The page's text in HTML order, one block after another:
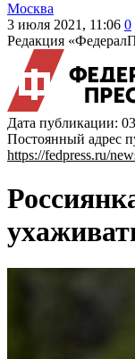
Москва
3 июля 2021, 11:06 0
Редакция
Дата публикации:
Постоянный адрес
https://fedpress.ru/